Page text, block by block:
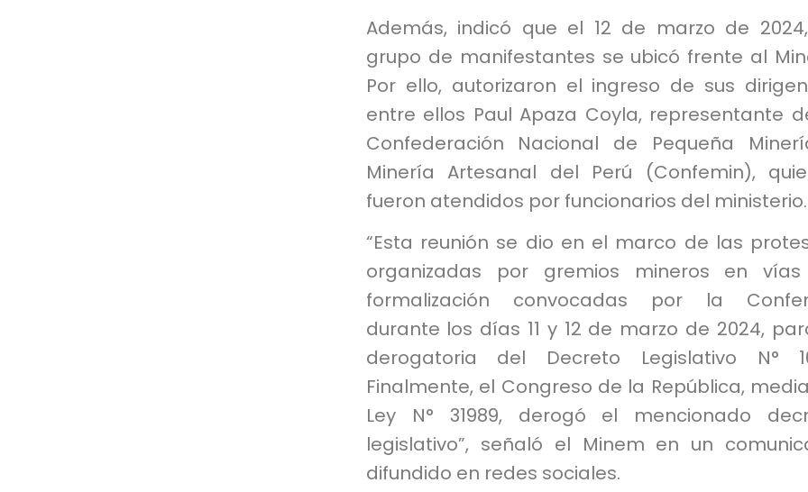
Además, indicó que el 12 de marzo de
grupo de manifestantes se ubicó frente al
Por ello, autorizaron el ingreso de sus
entre ellos Paul Apaza Coyla, representante
Confederación Nacional de Pequeña
Minería Artesanal del Perú (Confemin),
fueron atendidos por funcionarios del ministerio.
“Esta reunión se dio en el marco de las
organizadas por gremios mineros en
formalización convocadas por la
durante los días 11 y 12 de marzo de 2024,
derogatoria del Decreto Legislativo N°
Finalmente, el Congreso de la República,
Ley N° 31989, derogó el mencionado
legislativo”, señaló el Minem en un
difundido en redes sociales.